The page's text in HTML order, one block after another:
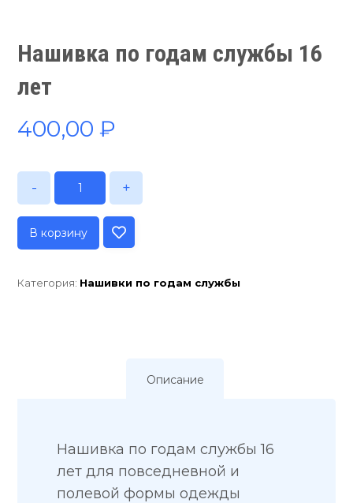
Нашивка по годам службы 16
лет
400,00₽
- +
В корзину
Категория: Нашивки по годам службы
Описание
Нашивка по годам службы 16
лет для повседневной и
полевой формы одежды